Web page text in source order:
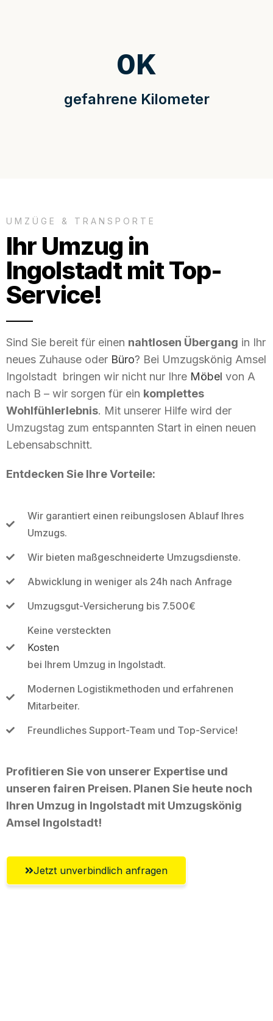
gefahrene Kilometer
0K
UMZÜGE & TRANSPORTE
Ihr Umzug in
Ingolstadt mit Top-
Service!
Sind Sie bereit für einen nahtlosen Übergang in Ihr
neues Zuhause oder Büro? Bei Umzugskönig Amsel
Ingolstadt bringen wir nicht nur Ihre Möbel von A
nach B – wir sorgen für ein komplettes
Wohlfühlerlebnis. Mit unserer Hilfe wird der
Umzugstag zum entspannten Start in einen neuen
Lebensabschnitt.
Entdecken Sie Ihre Vorteile:
Wir garantiert einen reibungslosen Ablauf Ihres
Umzugs.
Wir bieten maßgeschneiderte Umzugsdienste.
Abwicklung in weniger als 24h nach Anfrage
Umzugsgut-Versicherung bis 7.500€
Keine versteckten
Kosten
bei Ihrem Umzug in Ingolstadt.
Modernen Logistikmethoden und erfahrenen
Mitarbeiter.
Freundliches Support-Team und Top-Service!
Profitieren Sie von unserer Expertise und
unseren fairen Preisen. Planen Sie heute noch
Ihren Umzug in Ingolstadt mit Umzugskönig
Amsel Ingolstadt!
Jetzt unverbindlich anfragen